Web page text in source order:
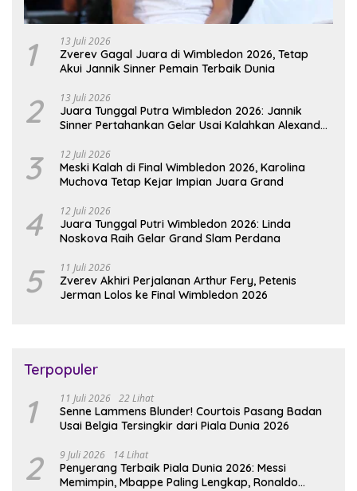
1 13 Juli 2026
Zverev Gagal Juara di Wimbledon 2026, Tetap
Akui Jannik Sinner Pemain Terbaik Dunia
2 13 Juli 2026
Juara Tunggal Putra Wimbledon 2026: Jannik
Sinner Pertahankan Gelar Usai Kalahkan Alexander
3 12 Juli 2026
Meski Kalah di Final Wimbledon 2026, Karolina
Muchova Tetap Kejar Impian Juara Grand
4 12 Juli 2026
Juara Tunggal Putri Wimbledon 2026: Linda
Noskova Raih Gelar Grand Slam Perdana
5 11 Juli 2026
Zverev Akhiri Perjalanan Arthur Fery, Petenis
Jerman Lolos ke Final Wimbledon 2026
Terpopuler
1 11 Juli 2026 22 Lihat
Senne Lammens Blunder! Courtois Pasang Badan
Usai Belgia Tersingkir dari Piala Dunia 2026
2 9 Juli 2026 14 Lihat
Penyerang Terbaik Piala Dunia 2026: Messi
Memimpin, Mbappe Paling Lengkap, Ronaldo